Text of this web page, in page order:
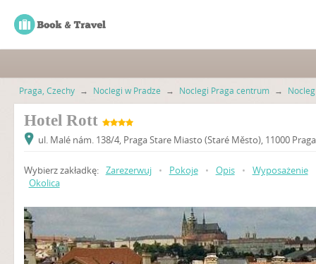
Praga, Czechy → Noclegi w Pradze → Noclegi Praga centrum →
Hotel Rott
ul. Malé nám. 138/4, Praga Stare Miasto (Staré Město), 11000
Wybierz zakładkę: Zarezerwuj • Pokoje • Opis • Wyposażenie
Okolica